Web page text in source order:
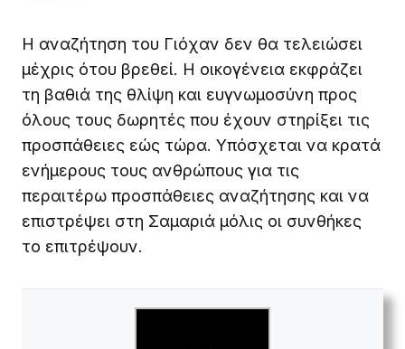
Η αναζήτηση του Γιόχαν δεν θα τελειώσει
μέχρις ότου βρεθεί. Η οικογένεια εκφράζει
τη βαθιά της θλίψη και ευγνωμοσύνη προς
όλους τους δωρητές που έχουν στηρίξει τις
προσπάθειες εώς τώρα. Υπόσχεται να κρατά
ενήμερους τους ανθρώπους για τις
περαιτέρω προσπάθειες αναζήτησης και να
επιστρέψει στη Σαμαριά μόλις οι συνθήκες
το επιτρέψουν.